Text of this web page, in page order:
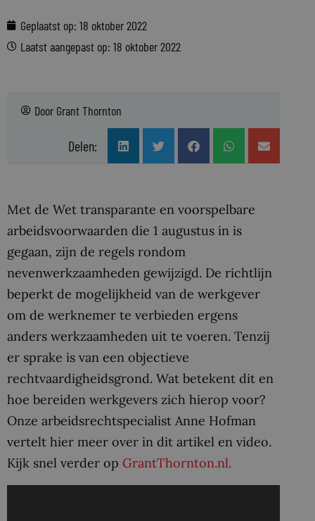
Geplaatst op: 18 oktober 2022
Laatst aangepast op: 18 oktober 2022
Door Grant Thornton
Delen:
Met de Wet transparante en voorspelbare
arbeidsvoorwaarden die 1 augustus in is
gegaan, zijn de regels rondom
nevenwerkzaamheden gewijzigd. De richtlijn
beperkt de mogelijkheid van de werkgever
om de werknemer te verbieden ergens
anders werkzaamheden uit te voeren. Tenzij
er sprake is van een objectieve
rechtvaardigheidsgrond. Wat betekent dit en
hoe bereiden werkgevers zich hierop voor?
Onze arbeidsrechtspecialist Anne Hofman
vertelt hier meer over in dit artikel en video.
Kijk snel verder op GrantThornton.nl.